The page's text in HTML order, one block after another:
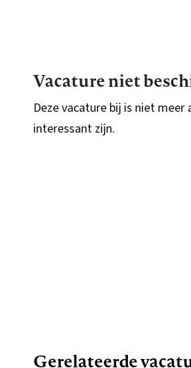
Vacature niet
Deze vacature bij is niet
interessant zijn.
Gerelateerde